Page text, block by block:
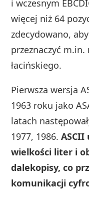
i wczesnym
więcej niż 64
zdecydowano,
przeznaczyć
łacińskiego.
Pierwsza wersja
1963 roku jako
latach
1977, 1986.ASCII
wielkości liter i
dalekopisy, co
komunikacji